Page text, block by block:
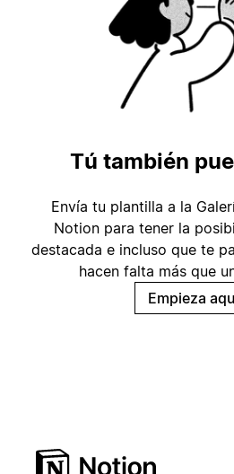
Tú también
Envía tu plantilla a la
Notion para tener la
destacada e incluso que te
hacen falta más que
Empieza